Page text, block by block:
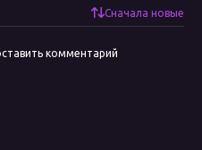
Сначала новые
комментарий